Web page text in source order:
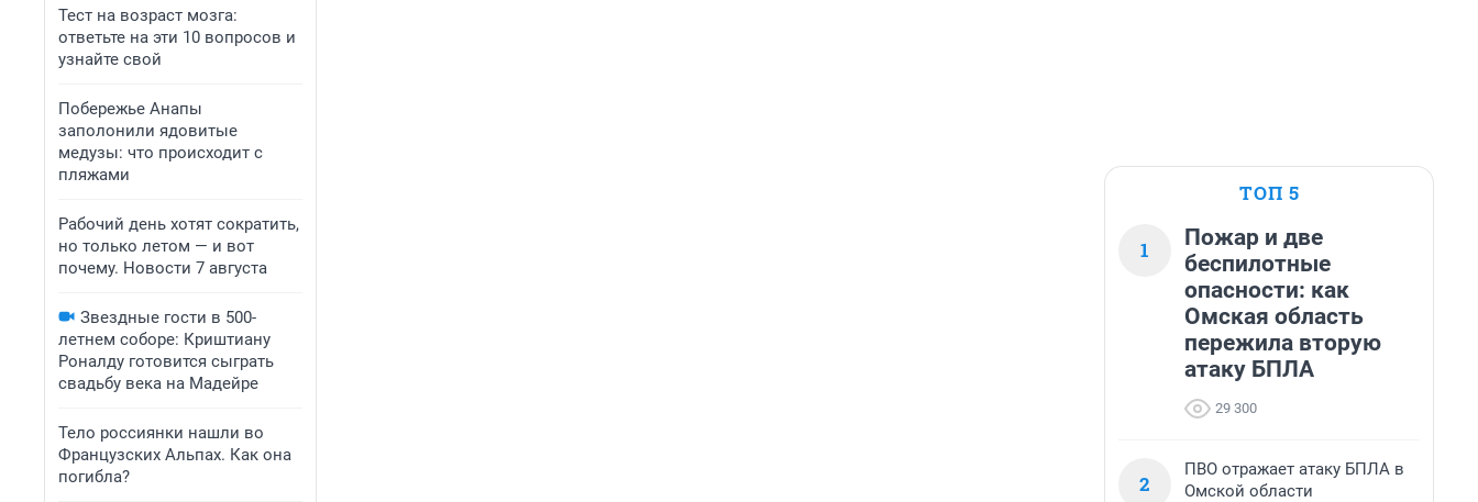
Тест на возраст мозга:
ответьте на эти 10 вопросов и
узнайте свой
Побережье Анапы
заполонили ядовитые
медузы: что происходит с
пляжами
Рабочий день хотят сократить,
но только летом — и вот
почему. Новости 7 августа
Звездные гости в 500-
летнем соборе: Криштиану
Роналду готовится сыграть
свадьбу века на Мадейре
Тело россиянки нашли во
Французских Альпах. Как она
погибла?
ТОП 5
1
Пожар и две
беспилотные
опасности: как
Омская область
пережила вторую
атаку БПЛА
29 300
2
ПВО отражает атаку БПЛА в
Омской области